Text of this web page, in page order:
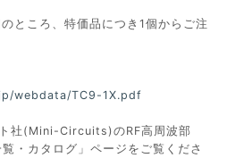
ところ、特価品につき1個からご注
webdata/TC9-1X.pdf
社(Mini-Circuits)のRF高周波部
・カタログ」ページをご覧くださ